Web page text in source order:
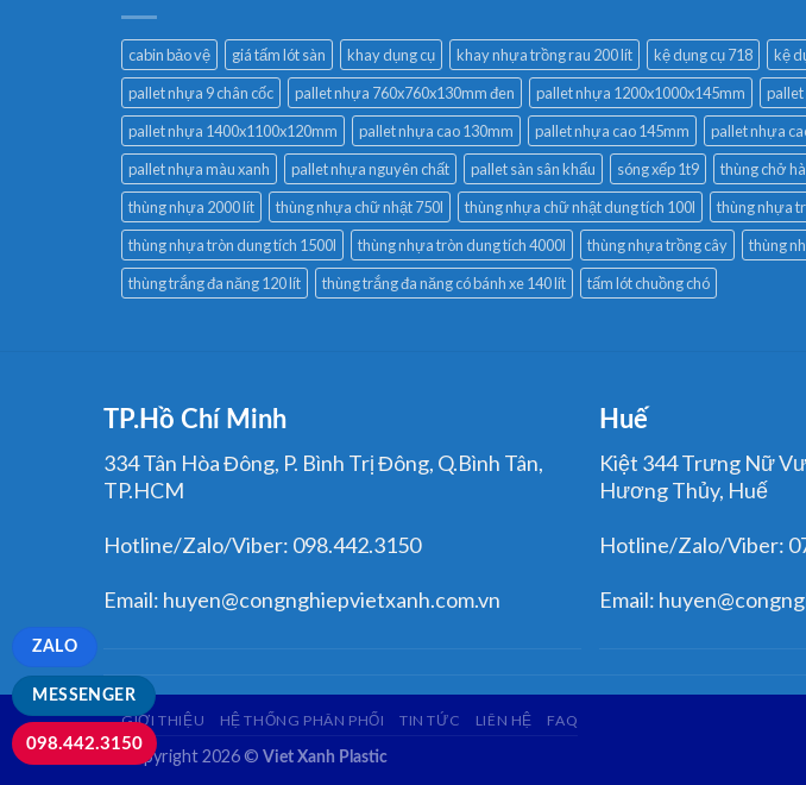
cabin bảo vệ giá tấm lót sàn khay dụng cụ khay nhựa trồng rau 200 lít kệ dụng cụ 718 kệ
pallet nhựa 9 chân cốc
pallet nhựa 760x760x130mm đen pallet nhựa 1200x1000x145mm pallet
pallet nhựa 1400x1100x120mm
pallet nhựa cao 130mm pallet nhựa cao 145mm pallet nhựa
pallet nhựa màu xanh
pallet nhựa nguyên chất pallet sàn sân khấu sóng xếp 1t9 thùng chở
thùng nhựa 2000 lít
thùng nhựa chữ nhật 750l thùng nhựa chữ nhật dung tích 100l thùng nhựa
thùng nhựa tròn dung tích 1500l
thùng nhựa tròn dung tích 4000l thùng nhựa trồng cây thùng
thùng trắng đa năng 120 lít
thùng trắng đa năng có bánh xe 140 lít tấm lót chuồng chó
TP.Hồ Chí Minh
334 Tân Hòa Đông, P. Bình Trị Đông, Q.Bình Tân,
TP.HCM
Hotline/Zalo/Viber: 098.442.3150
Email: huyen@congnghiepvietxanh.com.vn
Huế
Kiệt 344 Trưng Nữ
Hương Thủy, Huế
Hotline/Zalo/Viber:
Email:
GIỚI THIỆU HỆ THỐNG PHÂN PHỐI TIN TỨC LIÊN HỆ FAQ
Copyright 2026 © Viet Xanh Plastic
MESSENGER
ZALO
098.442.3150